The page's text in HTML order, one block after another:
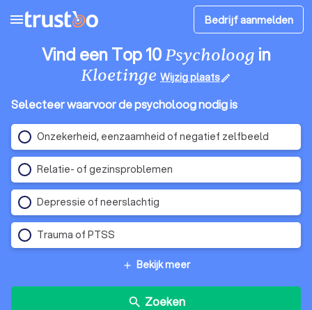
menu Bedrijf aanmelden
Vind een Top 10Psycholoog in
Kloetinge Wijzig plaatsedit
Selecteer waarvoor de psycholoog nodig is
Onzekerheid, eenzaamheid of negatief zelfbeeld
Relatie- of gezinsproblemen
Depressie of neerslachtig
Trauma of PTSS
add Bekijk meer
search Zoeken